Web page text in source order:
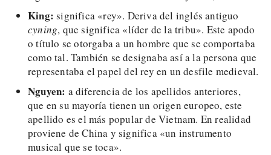
King: significa «rey». Deriva del inglés antiguo
cyning, que significa «líder de la tribu». Este apodo
o título se otorgaba a un hombre que se comportaba
como tal. También se designaba así a la persona que
representaba el papel del rey en un desfile medieval.
Nguyen: a diferencia de los apellidos anteriores,
que en su mayoría tienen un origen europeo, este
apellido es el más popular de Vietnam. En realidad
proviene de China y significa «un instrumento
musical que se toca».